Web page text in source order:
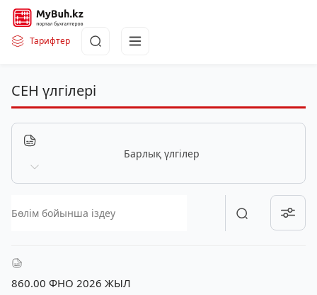
Тарифтер
СЕН үлгілері
Барлық үлгілер
860.00 ФНО 2026 ЖЫЛ